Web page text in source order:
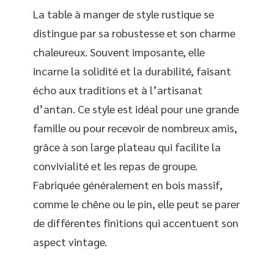
La table à manger de style rustique se
distingue par sa robustesse et son charme
chaleureux. Souvent imposante, elle
incarne la solidité et la durabilité, faisant
écho aux traditions et à l’artisanat
d’antan. Ce style est idéal pour une grande
famille ou pour recevoir de nombreux amis,
grâce à son large plateau qui facilite la
convivialité et les repas de groupe.
Fabriquée généralement en bois massif,
comme le chêne ou le pin, elle peut se parer
de différentes finitions qui accentuent son
aspect vintage.